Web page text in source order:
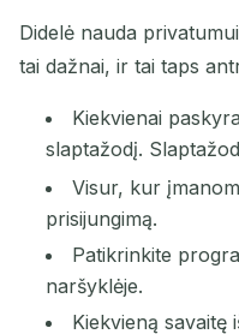
Didelė nauda
tai dažnai, ir tai taps
Kiekvienai
slaptažodį.
Visur, kur
prisijungimą.
Patikrinkite
naršyklėje.
Kiekvieną savaitę